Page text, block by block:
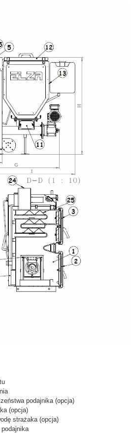
podajnika (opcja)
(opcja)
strażaka (opcja)